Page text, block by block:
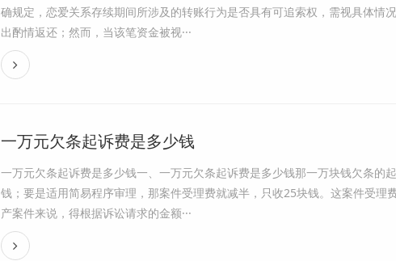
确规定，恋爱关系存续期间所涉及的转账行为是否具有可追索权，需视具体情
出酌情返还；然而，当该笔资金被视···
一万元欠条起诉费是多少钱
一万元欠条起诉费是多少钱一、一万元欠条起诉费是多少钱那一万块钱欠条
钱；要是适用简易程序审理，那案件受理费就减半，只收25块钱。这案件受
产案件来说，得根据诉讼请求的金额···